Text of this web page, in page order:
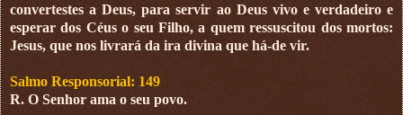
convertestes a Deus, para servir ao Deus vivo e verdadeiro e
esperar dos Céus o seu Filho, a quem ressuscitou dos mortos:
Jesus, que nos livrará da ira divina que há-de vir.
Salmo Responsorial: 149
R. O Senhor ama o seu povo.